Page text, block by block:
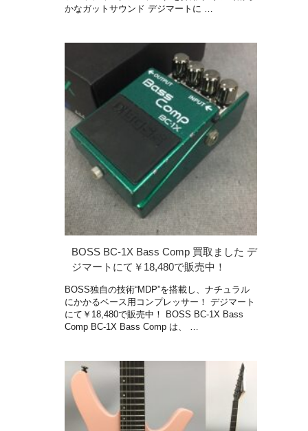
かなガットサウンド デジマートに …
BOSS BC-1X Bass Comp 買取ました デ
ジマートにて￥18,480で販売中！
BOSS独自の技術“MDP”を搭載し、ナチュラル
にかかるベース用コンプレッサー！ デジマート
にて￥18,480で販売中！ BOSS BC-1X Bass
Comp BC-1X Bass Comp は、 …